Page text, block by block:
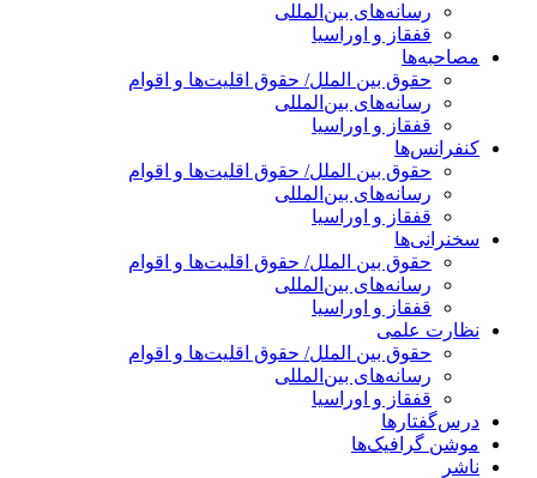
رسانه‌های بین‌المللی
قفقاز و اوراسیا
مصاحبه‌ها
حقوق بین الملل/ حقوق اقلیت‌ها و اقوام
رسانه‌های بین‌المللی
قفقاز و اوراسیا
کنفرانس‌ها
حقوق بین الملل/ حقوق اقلیت‌ها و اقوام
رسانه‌های بین‌المللی
قفقاز و اوراسیا
سخنرانی‌ها
حقوق بین الملل/ حقوق اقلیت‌ها و اقوام
رسانه‌های بین‌المللی
قفقاز و اوراسیا
نظارت علمی
حقوق بین الملل/ حقوق اقلیت‌ها و اقوام
رسانه‌های بین‌المللی
قفقاز و اوراسیا
درس‌گفتارها
موشن گرافیک‌ها
ناشر